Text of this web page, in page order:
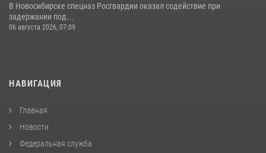
В Новосибирске спецназ Росгвардии оказал содействие при
задержании под...
06 августа 2026, 07:09
НАВИГАЦИЯ
Главная
Новости
Федеральная служба